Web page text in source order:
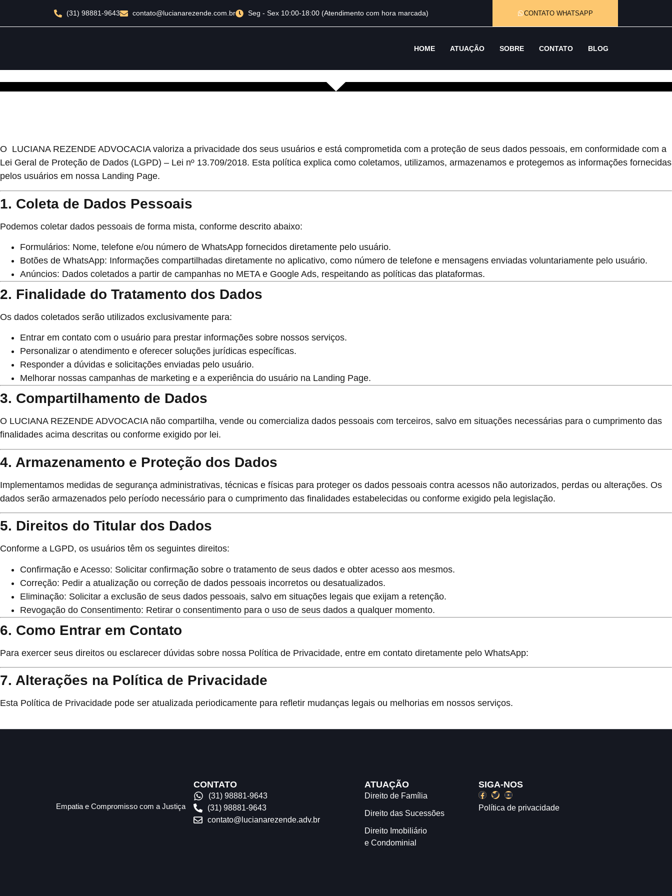
CONTATO WHATSAPP
(31) 98881-9643 contato@lucianarezende.com.br Seg - Sex 10:00-18:00 (Atendimento com hora marcada)
HOME ATUAÇÃO SOBRE CONTATO BLOG
O LUCIANA REZENDE ADVOCACIA valoriza a privacidade dos seus usuários e está comprometida com a proteção de seus dados pessoais, em conformidade com a
Lei Geral de Proteção de Dados (LGPD) – Lei nº 13.709/2018. Esta política explica como coletamos, utilizamos, armazenamos e protegemos as informações fornecidas
pelos usuários em nossa Landing Page.
1. Coleta de Dados Pessoais
Podemos coletar dados pessoais de forma mista, conforme descrito abaixo:
Formulários: Nome, telefone e/ou número de WhatsApp fornecidos diretamente pelo usuário.
Botões de WhatsApp: Informações compartilhadas diretamente no aplicativo, como número de telefone e mensagens enviadas voluntariamente pelo usuário.
Anúncios: Dados coletados a partir de campanhas no META e Google Ads, respeitando as políticas das plataformas.
2. Finalidade do Tratamento dos Dados
Os dados coletados serão utilizados exclusivamente para:
Entrar em contato com o usuário para prestar informações sobre nossos serviços.
Personalizar o atendimento e oferecer soluções jurídicas específicas.
Responder a dúvidas e solicitações enviadas pelo usuário.
Melhorar nossas campanhas de marketing e a experiência do usuário na Landing Page.
3. Compartilhamento de Dados
O LUCIANA REZENDE ADVOCACIA não compartilha, vende ou comercializa dados pessoais com terceiros, salvo em situações necessárias para o cumprimento das
finalidades acima descritas ou conforme exigido por lei.
4. Armazenamento e Proteção dos Dados
Implementamos medidas de segurança administrativas, técnicas e físicas para proteger os dados pessoais contra acessos não autorizados, perdas ou alterações. Os
dados serão armazenados pelo período necessário para o cumprimento das finalidades estabelecidas ou conforme exigido pela legislação.
5. Direitos do Titular dos Dados
Conforme a LGPD, os usuários têm os seguintes direitos:
Confirmação e Acesso: Solicitar confirmação sobre o tratamento de seus dados e obter acesso aos mesmos.
Correção: Pedir a atualização ou correção de dados pessoais incorretos ou desatualizados.
Eliminação: Solicitar a exclusão de seus dados pessoais, salvo em situações legais que exijam a retenção.
Revogação do Consentimento: Retirar o consentimento para o uso de seus dados a qualquer momento.
6. Como Entrar em Contato
Para exercer seus direitos ou esclarecer dúvidas sobre nossa Política de Privacidade, entre em contato diretamente pelo WhatsApp:
7. Alterações na Política de Privacidade
Esta Política de Privacidade pode ser atualizada periodicamente para refletir mudanças legais ou melhorias em nossos serviços.
Empatia e Compromisso com a Justiça
CONTATO
(31) 98881-9643
(31) 98881-9643
contato@lucianarezende.adv.br
ATUAÇÃO
Direito de Família
Direito das Sucessões
Direito Imobiliário
e Condominial
SIGA-NOS
Política de privacidade